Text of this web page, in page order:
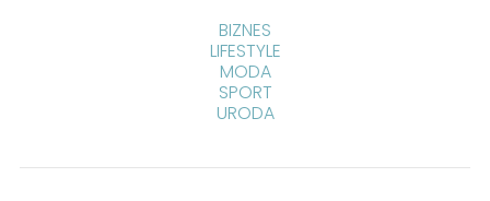
BIZNES
LIFESTYLE
MODA
SPORT
URODA